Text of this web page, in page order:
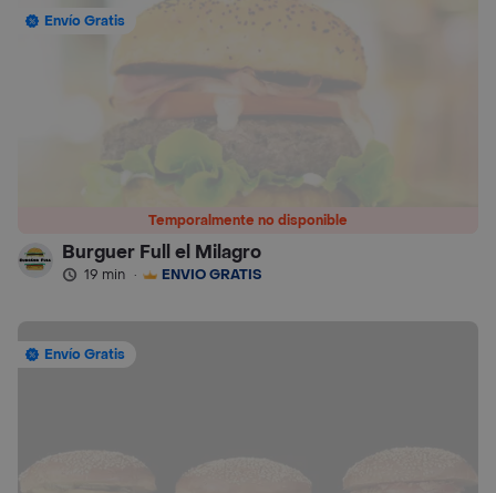
Temporalmente no disponible
Envío Gratis
Burguer Full el Milagro
19 min · ENVÍO GRATIS
Envío Gratis